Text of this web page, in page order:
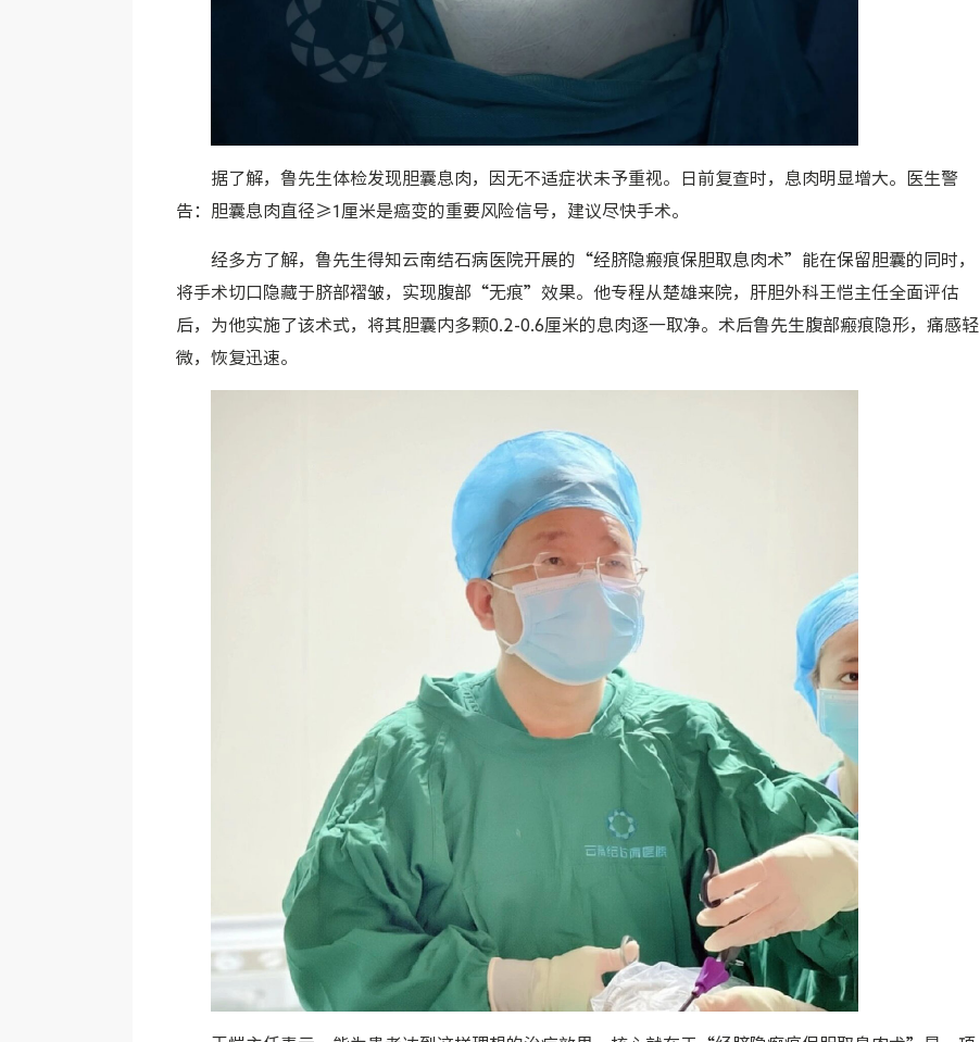
据了解，鲁先生体检发现胆囊息肉，因无不适症状未予重视。日前复查时，息肉明显增大。医生警
告： 胆囊息肉直径≥1厘米是癌变的重要风险信号，建议尽快手术。
经多方了解，鲁先生得知云南结石病医院开展的 “经脐隐瘢痕保胆取息肉术” 能在保留胆囊的同时，
将手术切口隐藏于脐部褶皱，实现腹部“无痕”效果。他专程从楚雄来院，肝胆外科王恺主任全面评估
后，为他实施了该术式，将其胆囊内多颗0.2-0.6厘米的息肉逐一取净。术后鲁先生腹部瘢痕隐形，痛感轻
微，恢复迅速。